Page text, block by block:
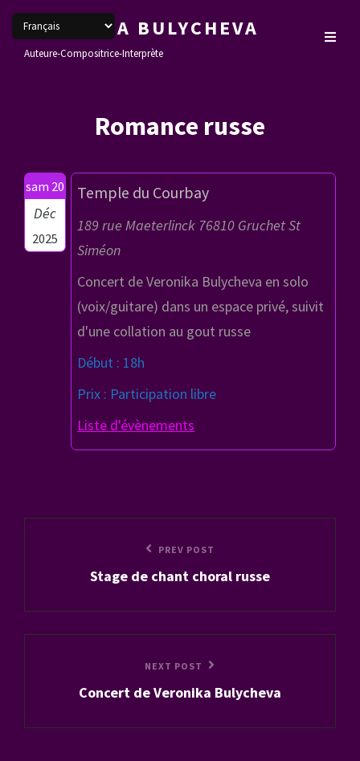
VERONIKA BULYCHEVA
Auteure-Compositrice-Interprète
Romance russe
sam 20
Déc
2025
Temple du Courbay
189 rue Maeterlinck 76810 Gruchet St
Siméon
Concert de Veronika Bulycheva en solo
(voix/guitare) dans un espace privé, suivit
d'une collation au gout russe
Début : 18h
Prix : Participation libre
Liste d'évènements
PREV POST
Stage de chant choral russe
NEXT POST
Concert de Veronika Bulycheva